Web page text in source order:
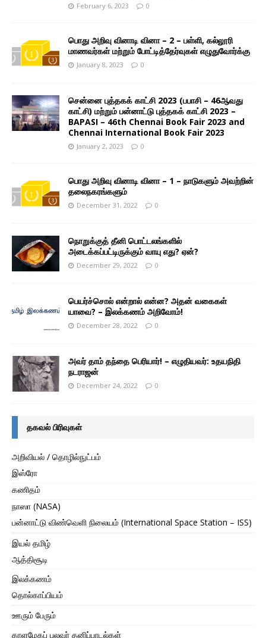
February 6, 2023 0
பொது அறிவு வினாடி வினா – 2 – பள்ளி, கல்லூரி
மாணவர்கள் மற்றும் போட்டித்தேர்வுகள் எழுதுவோர்க்கு
January 8, 2023 0
சென்னை புத்தகக் காட்சி 2023 (பபாசி – 46ஆவது
காட்சி) மற்றும் பன்னாட்டு புத்தகக் காட்சி 2023 –
BAPASI – 46th Chennai Book Fair 2023 and
Chennai International Book Fair 2023
January 2, 2023 0
பொது அறிவு வினாடி வினா – 1 – நாடுகளும் அவற்றின்
தலைநகரங்களும்
December 31, 2022 0
நொறுக்குத் தீனி பொட்டலங்களில்
அடைக்கப்பட்டிருக்கும் வாயு எது? ஏன்?
December 29, 2022 0
பெயர்ச்சொல் என்றால் என்ன? அதன் வகைகள்
யாவை? – இலக்கணம் அறிவோம்!
December 28, 2022 0
அவர் தாம் தந்தை பெரியார்! – எழுதியவர்: உதயநிதி
நடராஜன்
December 24, 2022 0
தகவல் பிரிவுகள்
அறிவியல் / தொழில்நுட்பம்
இஸ்ரோ
கணிதம்
நாஸா (NASA)
பன்னாட்டு விண்வெளி நிலையம் (International Space Station – ISS)
இயல் தமிழ்
ஆத்திசூடி
இலக்கணம்
தொல்காப்பியம்
ஊரும் பேரும்
காளமேகப் புலவர் தனிப்பாடல்கள்